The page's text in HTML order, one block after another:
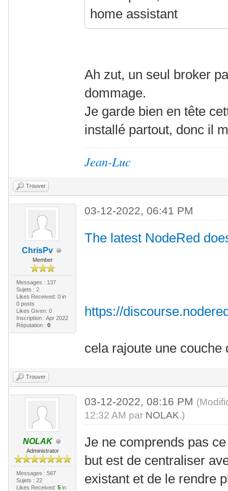
home assistant
Ah zut, un seul broker
dommage.
Je garde bien en tête
installé partout, donc il
Jean-Luc
Trouver
ChrisPv
Member
Messages : 137
Sujets : 2
Likes Received: 0in
0 posts
Likes Given: 0
Inscription : Apr 2022
Réputation : 0
03-12-2022, 06:41 PM
The latest NodeRed
https://
cela rajoute une couche
Trouver
NOLAK
Administrator
Messages : 567
Sujets : 22
Likes Received: 5in
03-12-2022, 08:16 PM
12:32 AM par NOLAK.)
Je ne comprends pas
but est de centraliser
existant et de le rendre